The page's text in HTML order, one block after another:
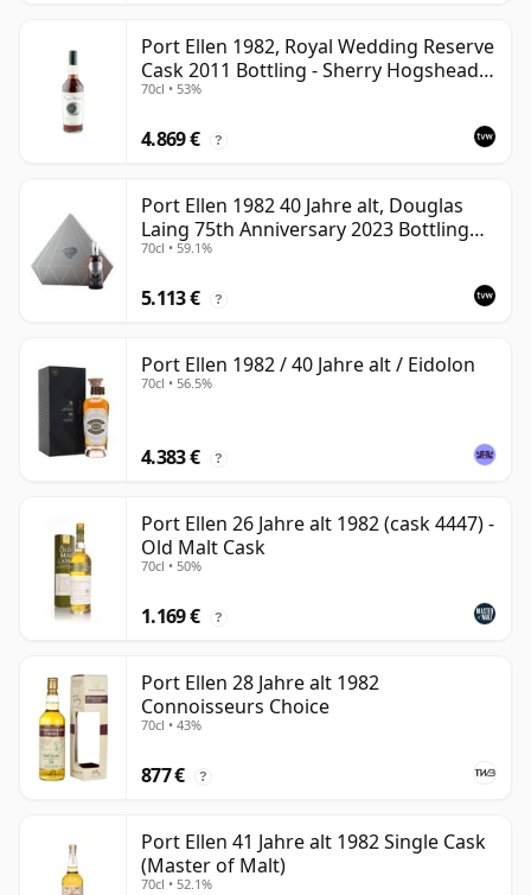
Port Ellen 1982, Royal Wedding Reserve
Cask 2011 Bottling - Sherry Hogshead
#2290
70cl • 53%
4.869 € ?
Port Ellen 1982 40 Jahre alt, Douglas
Laing 75th Anniversary 2023 Bottling
with Presentation
70cl • 59.1%
5.113 € ?
Port Ellen 1982 / 40 Jahre alt / Eidolon
70cl • 56.5%
4.383 € ?
Port Ellen 26 Jahre alt 1982 (cask 4447) -
Old Malt Cask
70cl • 50%
1.169 € ?
Port Ellen 28 Jahre alt 1982
Connoisseurs Choice
70cl • 43%
877 € ?
Port Ellen 41 Jahre alt 1982 Single Cask
(Master of Malt)
70cl • 52.1%